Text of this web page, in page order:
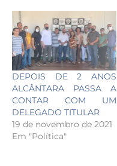
DEPOIS DE 2 ANOS
ALCÂNTARA PASSA A
CONTAR COM UM
DELEGADO TITULAR
19 de novembro de 2021
Em "Política"